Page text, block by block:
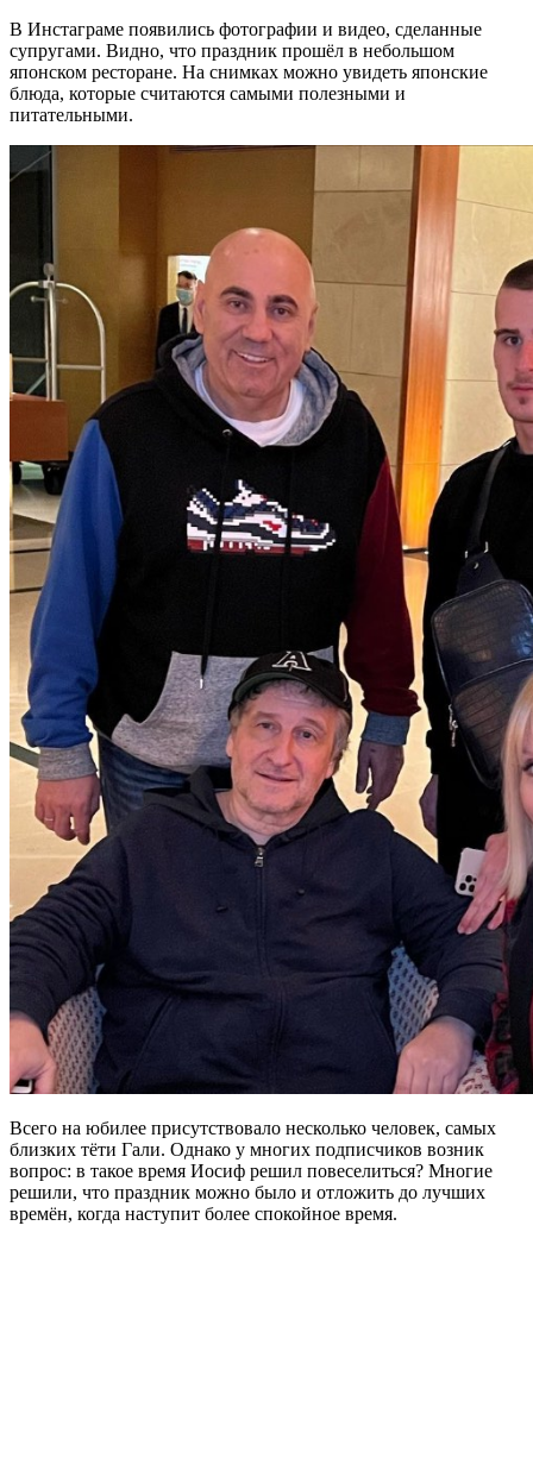
В Инстаграме появились фотографии и видео, сделанные
супругами. Видно, что праздник прошёл в небольшом
японском ресторане. На снимках можно увидеть японские
блюда, которые считаются самыми полезными и
питательными.
Всего на юбилее присутствовало несколько человек, самых
близких тёти Гали. Однако у многих подписчиков возник
вопрос: в такое время Иосиф решил повеселиться? Многие
решили, что праздник можно было и отложить до лучших
времён, когда наступит более спокойное время.